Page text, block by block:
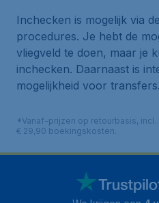
Inchecken is mogelijk via
procedures. Je hebt de
vliegveld te doen, maar je
inchecken. Daarnaast is
mogelijkheid voor transfers.
*Vanaf-prijzen op retourbasis,
€ 29,90 boekingskosten.